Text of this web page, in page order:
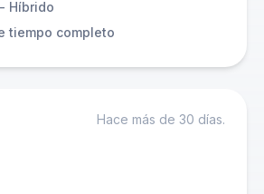
Híbrido
tiempo completo
Hace más de 30 días.